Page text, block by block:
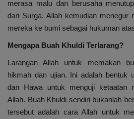
merasa malu dan berusaha
dari Surga. Allah kemudian menegur
mereka ke bumi sebagai hukuman
Mengapa Buah Khuldi Terlarang?
Larangan Allah untuk memakan
hikmah dan ujian. Ini adalah bentuk
dan Hawa untuk menguji ketaatan
Allah. Buah Khuldi sendiri bukanlah
tersebut adalah cara Allah untuk